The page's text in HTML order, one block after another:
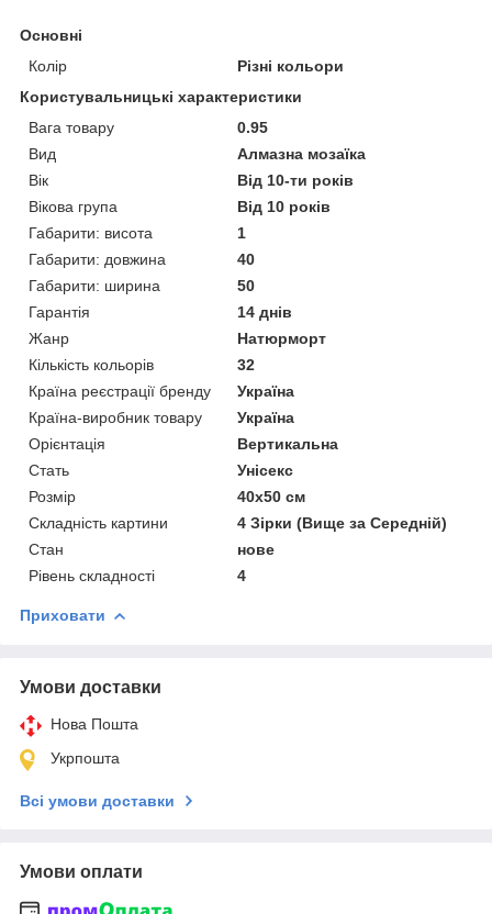
Основні
Колір
Різні кольори
Користувальницькі характеристики
Вага товару
0.95
Вид
Алмазна мозаїка
Вік
Від 10-ти років
Вікова група
Від 10 років
Габарити: висота
1
Габарити: довжина
40
Габарити: ширина
50
Гарантія
14 днів
Жанр
Натюрморт
Кількість кольорів
32
Країна реєстрації бренду
Україна
Країна-виробник товару
Україна
Орієнтація
Вертикальна
Стать
Унісекс
Розмір
40х50 см
Складність картини
4 Зірки (Вище за Середній)
Стан
нове
Рівень складності
4
Приховати
Умови доставки
Нова Пошта
Укрпошта
Всі умови доставки
Умови оплати